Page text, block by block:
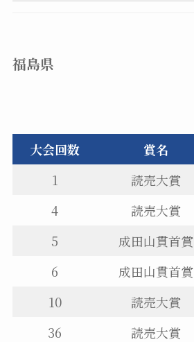
福島県
大会回数 賞名
1
読売大賞
4
読売大賞
5
成田山貫首賞
6
成田山貫首賞
10
読売大賞
36
読売大賞